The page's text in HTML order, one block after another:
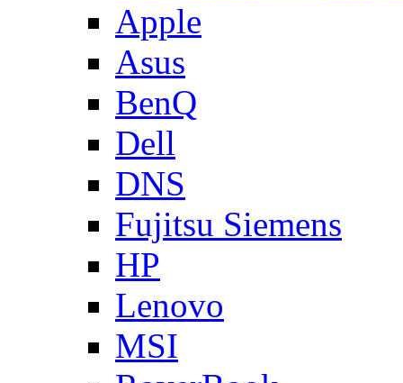
Apple
Asus
BenQ
Dell
DNS
Fujitsu Siemens
HP
Lenovo
MSI